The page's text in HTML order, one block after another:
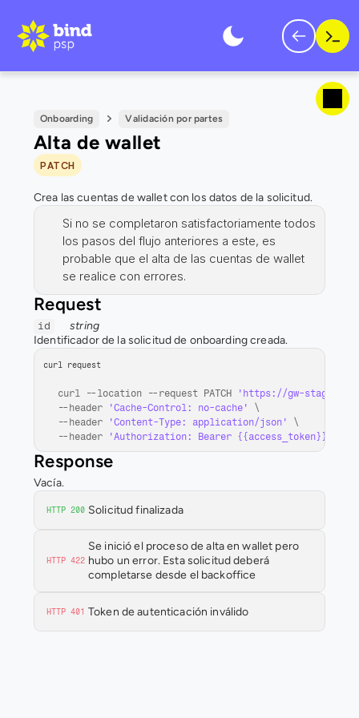
Onboarding Validación por partes
Alta de wallet
PATCH
Crea las cuentas de wallet con los datos de la solicitud.
Si no se completaron satisfactoriamente todos
los pasos del flujo anteriores a este, es
probable que el alta de las cuentas de wallet
se realice con errores.
Request
id
string
Identificador de la solicitud de onboarding creada.
curl request
curl -- location -- request PATCH
'https://gw-staging-
-- header 'Cache-Control: no-cache'
\
-- header 'Content-Type: application/json'
\
-- header 'Authorization: Bearer {{access_token}}'
Response
Vacía.
HTTP 200 Solicitud finalizada
HTTP 422
Se inició el proceso de alta en wallet pero
hubo un error. Esta solicitud deberá
completarse desde el backoffice
HTTP 401 Token de autenticación inválido